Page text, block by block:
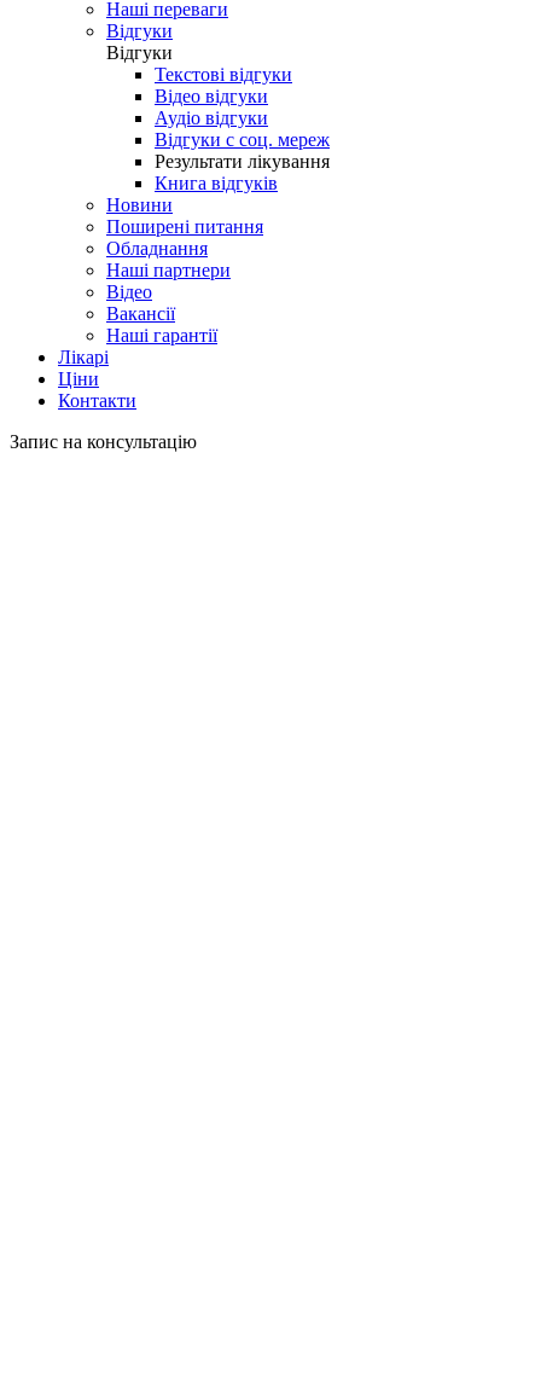
Наші переваги
Відгуки
Відгуки
Текстові відгуки
Відео відгуки
Аудіо відгуки
Відгуки с соц. мереж
Результати лікування
Книга відгуків
Новини
Поширені питання
Обладнання
Наші партнери
Відео
Вакансії
Наші гарантії
Лікарі
Ціни
Контакти
Запис на консультацію